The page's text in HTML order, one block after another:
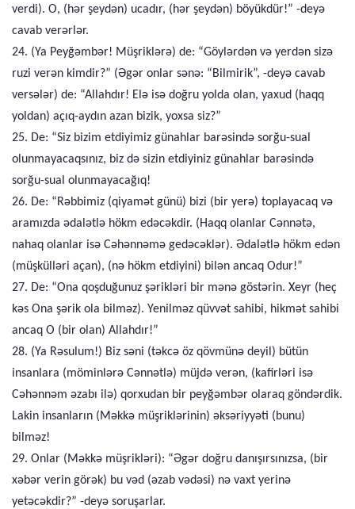
verdi). O, (hər şeydən) ucadır, (hər şeydən) böyükdür!” -deyə
cavab verərlər.
24. (Ya Peyğəmbər! Müşriklərə) de: “Göylərdən və yerdən sizə
ruzi verən kimdir?” (Əgər onlar sənə: “Bilmirik”, -deyə cavab
versələr) de: “Allahdır! Elə isə doğru yolda olan, yaxud (haqq
yoldan) açıq-aydın azan bizik, yoxsa siz?”
25. De: “Siz bizim etdiyimiz günahlar barəsində sorğu-sual
olunmayacaqsınız, biz də sizin etdiyiniz günahlar barəsində
sorğu-sual olunmayacağıq!
26. De: “Rəbbimiz (qiyamət günü) bizi (bir yerə) toplayacaq və
aramızda ədalətlə hökm edəcəkdir. (Haqq olanlar Cənnətə,
nahaq olanlar isə Cəhənnəmə gedəcəklər). Ədalətlə hökm edən
(müşkülləri açan), (nə hökm etdiyini) bilən ancaq Odur!”
27. De: “Ona qoşduğunuz şərikləri bir mənə göstərin. Xeyr (heç
kəs Ona şərik ola bilməz). Yenilməz qüvvət sahibi, hikmət sahibi
ancaq O (bir olan) Allahdır!”
28. (Ya Rəsulum!) Biz səni (təkcə öz qövmünə deyil) bütün
insanlara (möminlərə Cənnətlə) müjdə verən, (kafirləri isə
Cəhənnəm əzabı ilə) qorxudan bir peyğəmbər olaraq göndərdik.
Lakin insanların (Məkkə müşriklərinin) əksəriyyəti (bunu)
bilməz!
29. Onlar (Məkkə müşrikləri): “Əgər doğru danışırsınızsa, (bir
xəbər verin görək) bu vəd (əzab vədəsi) nə vaxt yerinə
yetəcəkdir?” -deyə soruşarlar.